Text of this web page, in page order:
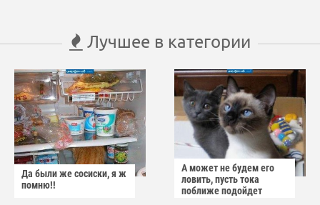
Лучшее в категории
Да были же сосиски, я ж
помню!!
А может не будем его
ловить, пусть тока
поближе подойдет